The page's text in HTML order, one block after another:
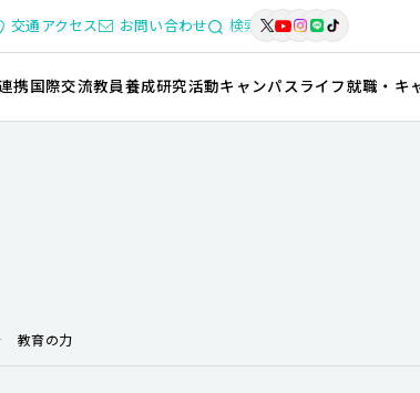
交通アクセス お問い合わせ 検索
携国際交流教員養成研究活動キャンパスライフ就職・キ
教育の力